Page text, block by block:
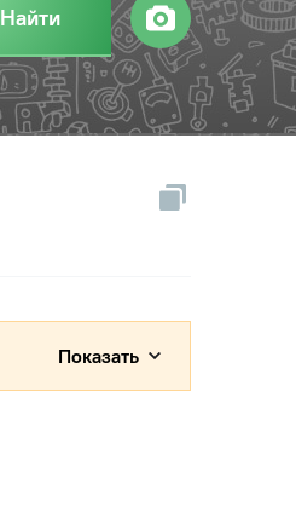
Найти
Показать